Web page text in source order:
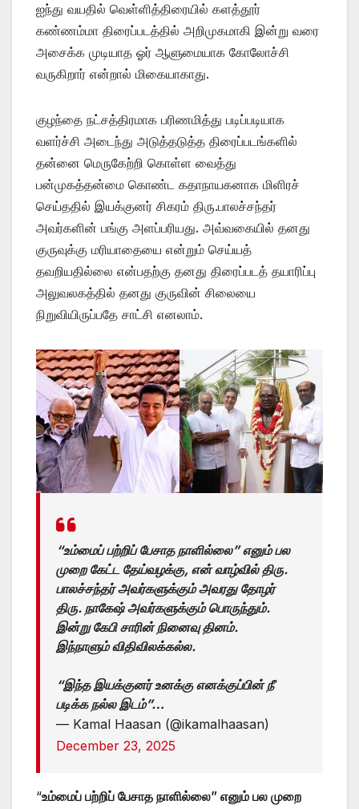
ஐந்து வயதில் வெள்ளித்திரையில் களத்தூர்
கண்ணம்மா திரைப்படத்தில் அறிமுகமாகி இன்று வரை
அசைக்க முடியாத ஓர் ஆளுமையாக கோலோச்சி
வருகிறார் என்றால் மிகையாகாது.
குழந்தை நட்சத்திரமாக பரிணமித்து படிப்படியாக
வளர்ச்சி அடைந்து அடுத்தடுத்த திரைப்படங்களில்
தன்னை மெருகேற்றி கொள்ள வைத்து
பன்முகத்தன்மை கொண்ட கதாநாயகனாக மிளிரச்
செய்ததில் இயக்குனர் சிகரம் திரு.பாலச்சந்தர்
அவர்களின் பங்கு அளப்பரியது. அவ்வகையில் தனது
குருவுக்கு மரியாதையை என்றும் செய்யத்
தவறியதில்லை என்பதற்கு தனது திரைப்படத் தயாரிப்பு
அலுவலகத்தில் தனது குருவின் சிலையை
நிறுவியிருப்பதே சாட்சி எனலாம்.
“உம்மைப் பற்றிப் பேசாத நாளில்லை” எனும் பல
முறை கேட்ட தேய்வழக்கு, என் வாழ்வில் திரு.
பாலச்சந்தர் அவர்களுக்கும் அவரது தோழர்
திரு. நாகேஷ் அவர்களுக்கும் பொருந்தும்.
இன்று கேபி சாரின் நினைவு தினம்.
இந்நாளும் விதிவிலக்கல்ல.
“இந்த இயக்குனர் உனக்கு எனக்குப்பின் நீ
படிக்க நல்ல இடம்”…
— Kamal Haasan (@ikamalhaasan)
December 23, 2025
“உம்மைப் பற்றிப் பேசாத நாளில்லை” எனும் பல முறை